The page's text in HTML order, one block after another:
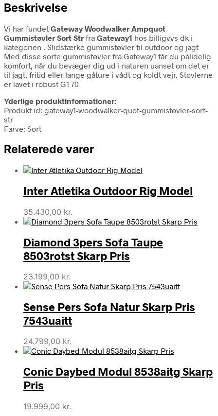
Beskrivelse
Vi har fundet Gateway Woodwalker Ampquot
Gummistøvler Sort Str fra Gateway1 hos billigvvs dk i
kategorien . Slidstærke gummistøvler til outdoor og jagt
Med disse sorte gummistøvler fra Gateway1 får du pålidelig
komfort, når du bevæger dig ud i naturen uanset om det er
til jagt, fritid eller lange gåture i vådt og koldt vejr. Støvlerne
er lavet i robust G1 70
Yderlige produktinformationer:
Produkt id: gateway1-woodwalker-quot-gummistøvler-sort-
str
Farve: Sort
Relaterede varer
Inter Atletika Outdoor Rig Model
35.430,00 kr.
Diamond 3pers Sofa Taupe
8503rotst Skarp Pris
23.199,00 kr.
Sense Pers Sofa Natur Skarp Pris
7543uaitt
24.799,00 kr.
Conic Daybed Modul 8538aitg Skarp
Pris
19.999,00 kr.